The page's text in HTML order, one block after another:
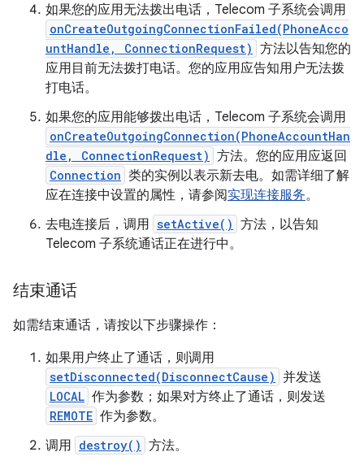
如果您的应用无法拨出电话，Telecom 子系统会调用
onCreateOutgoingConnectionFailed(PhoneAcco
untHandle, ConnectionRequest) 方法以告知您的
应用目前无法拨打电话。您的应用应告知用户无法拨
打电话。
如果您的应用能够拨出电话，Telecom 子系统会调用
onCreateOutgoingConnection(PhoneAccountHan
dle, ConnectionRequest) 方法。您的应用应返回
Connection 类的实例以表示新去电。如需详细了解
应在连接中设置的属性，请参阅实现连接服务。
去电连接后，调用 setActive() 方法，以告知
Telecom 子系统通话正在进行中。
结束通话
如需结束通话，请按以下步骤操作：
如果用户终止了通话，则调用
setDisconnected(DisconnectCause) 并发送
LOCAL 作为参数；如果对方终止了通话，则发送
REMOTE 作为参数。
调用 destroy() 方法。